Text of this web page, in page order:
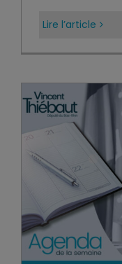
Lire l’article